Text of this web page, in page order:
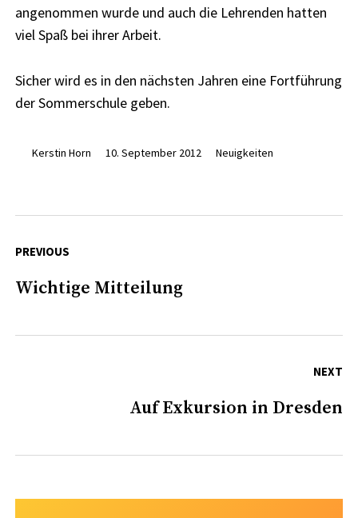
Kerstin Horn 10. September 2012 Neuigkeiten
angenommen wurde und auch die Lehrenden hatten
viel Spaß bei ihrer Arbeit.
Sicher wird es in den nächsten Jahren eine Fortführung
der Sommerschule geben.
PREVIOUS
Previous
Wichtige Mitteilung
NEXT
Auf Exkursion in Dresden